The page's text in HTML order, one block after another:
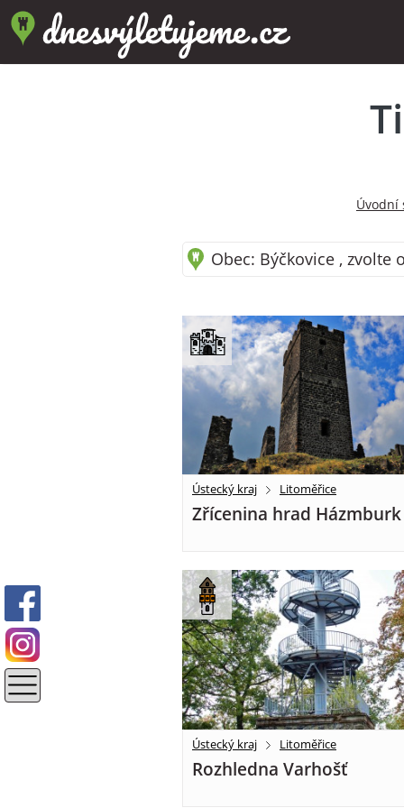
Úvodní
Obec: Býčkovice , zvolte
Ústecký kraj Litoměřice
Zřícenina hrad Házmburk
Ústecký kraj Litoměřice
Rozhledna Varhošť